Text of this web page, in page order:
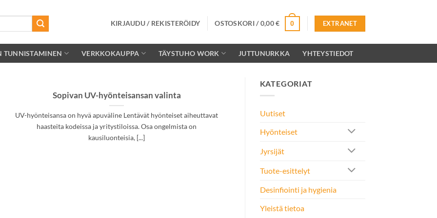
KIRJAUDU / REKISTERÖIDY OSTOSKORI /0,00€ 0 EXTRANET
TUNNISTAMINEN VERKKOKAUPPA TÄYSTUHO WORK JUTTUNURKKA YHTEYSTIEDOT
Sopivan UV-hyönteisansan valinta
UV-hyönteisansa on hyvä apuväline Lentävät hyönteiset aiheuttavat
haasteita kodeissa ja yritystiloissa. Osa ongelmista on
kausiluonteisia, [...]
KATEGORIAT
Uutiset
Hyönteiset
Jyrsijät
Tuote-esittelyt
Desinfiointi ja hygienia
Yleistä tietoa